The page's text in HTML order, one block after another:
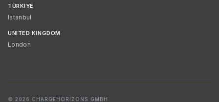
TÜRKIYE
Istanbul
UNITED KINGDOM
London
© 2026 CHARGEHORIZONS GMBH